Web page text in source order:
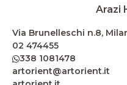
Arazi
Via Brunelleschi n.8,
02 474455
338 1081478
artorient@artorient.it